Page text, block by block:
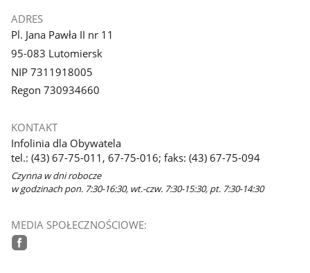
ADRES
Pl. Jana Pawła II nr 11
95-083 Lutomiersk
NIP 7311918005
Regon 730934660
KONTAKT
Infolinia dla Obywatela
tel.: (43) 67-75-011, 67-75-016; faks: (43) 67-75-094
Czynna w dni robocze
w godzinach pon. 7:30-16:30, wt.-czw. 7:30-15:30, pt. 7:30-14:30
MEDIA SPOŁECZNOŚCIOWE: